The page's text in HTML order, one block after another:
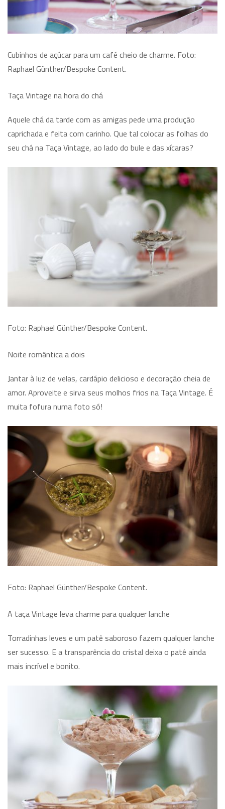
Cubinhos de açúcar para um café cheio de charme. Foto:
Raphael Günther/Bespoke Content.
Taça Vintage na hora do chá
Aquele chá da tarde com as amigas pede uma produção
caprichada e feita com carinho. Que tal colocar as folhas do
seu chá na Taça Vintage, ao lado do bule e das xícaras?
Foto: Raphael Günther/Bespoke Content.
Noite romântica a dois
Jantar à luz de velas, cardápio delicioso e decoração cheia de
amor. Aproveite e sirva seus molhos frios na Taça Vintage. É
muita fofura numa foto só!
Foto: Raphael Günther/Bespoke Content.
A taça Vintage leva charme para qualquer lanche
Torradinhas leves e um patê saboroso fazem qualquer lanche
ser sucesso. E a transparência do cristal deixa o patê ainda
mais incrível e bonito.